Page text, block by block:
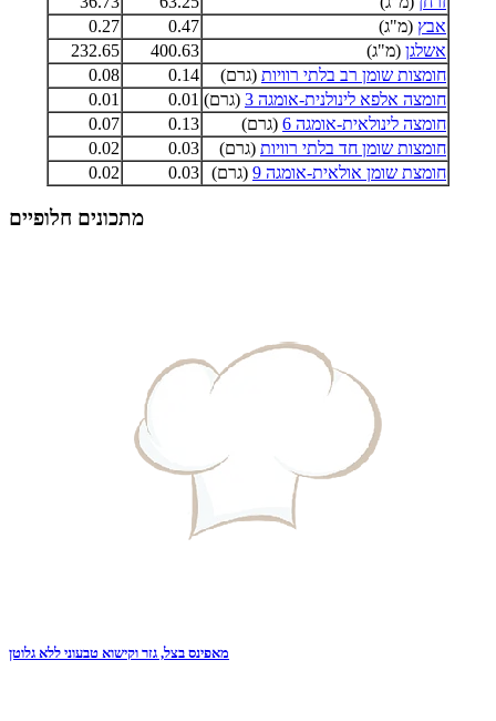
אבץ (מ"ג) 0.47
0.27
אשלגן (מ"ג) 400.63
232.65
חומצות שומן רב בלתי רוויות (גרם) 0.14
0.08
חומצה אלפא לינולנית-אומגה 3
(גרם) 0.01
0.01
חומצה לינולאית-אומגה 6
(גרם) 0.13
0.07
חומצות שומן חד בלתי רוויות (גרם) 0.03
0.02
חומצת שומן אולאית-אומגה 9
(גרם) 0.03
0.02
מתכונים חלופיים
מאפינס בצל, גזר וקישוא טבעוני ללא גלוטן